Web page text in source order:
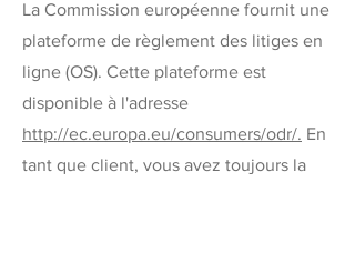
La Commission européenne fournit une
plateforme de règlement des litiges en
ligne (OS). Cette plateforme est
disponible à l'adresse
http://ec.europa.eu/consumers/odr/. En
tant que client, vous avez toujours la